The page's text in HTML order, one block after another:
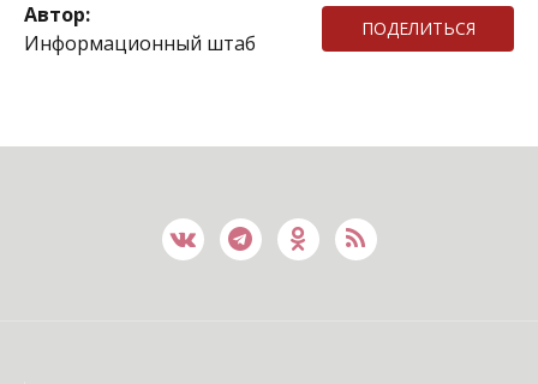
Автор:
Информационный штаб
ПОДЕЛИТЬСЯ